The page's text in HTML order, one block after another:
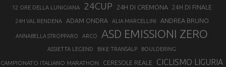
12 ORE DELLA LUNIGIANA 24CUP 24H DI CREMONA 24H DI FINALE
24H VAL RENDENA ADAM ONDRA ALIA MARCELLINI ANDREA BRUNO
ANNABELLA STROPPARO ARCO ASD EMISSIONI ZERO
ASSIETTA LEGEND BIKE TRANSALP BOULDERING
CAMPIONATO ITALIANO MARATHON CERESOLE REALE CICLISMO LIGURIA